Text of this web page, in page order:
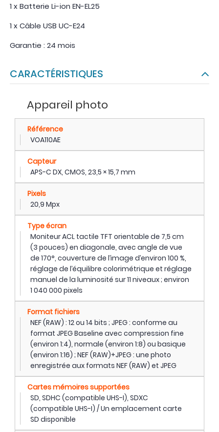
1 x Batterie Li-ion EN-EL25
1 x Câble USB UC-E24
Garantie : 24 mois
CARACTÉRISTIQUES
Appareil photo
Référence
VOA110AE
Capteur
APS-C DX, CMOS, 23,5 × 15,7 mm
Pixels
20,9 Mpx
Type écran
Moniteur ACL tactile TFT orientable de 7,5 cm
(3 pouces) en diagonale, avec angle de vue
de 170°, couverture de l’image d’environ 100 %,
réglage de l’équilibre colorimétrique et réglage
manuel de la luminosité sur 11 niveaux ; environ
1 040 000 pixels
Format fichiers
NEF (RAW) : 12 ou 14 bits ; JPEG : conforme au
format JPEG Baseline avec compression fine
(environ 1:4), normale (environ 1:8) ou basique
(environ 1:16) ; NEF (RAW)+JPEG : une photo
enregistrée aux formats NEF (RAW) et JPEG
Cartes mémoires supportées
SD, SDHC (compatible UHS-I), SDXC
(compatible UHS-I) / Un emplacement carte
SD disponible